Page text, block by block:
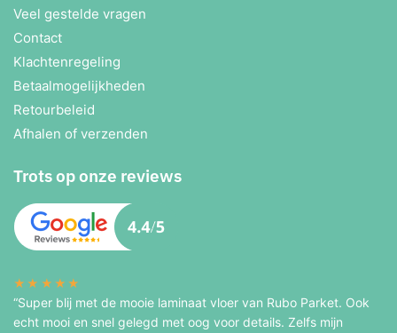
Veel gestelde vragen
Contact
Klachtenregeling
Betaalmogelijkheden
Retourbeleid
Afhalen of verzenden
Trots op onze reviews
★★★★★
“Super blij met de mooie laminaat vloer van Rubo Parket. Ook
echt mooi en snel gelegd met oog voor details. Zelfs mijn